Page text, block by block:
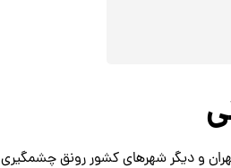
و دیگر شهرهای کشور رونق چشمگیری